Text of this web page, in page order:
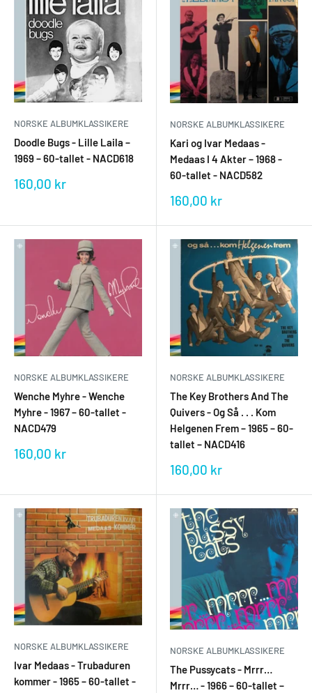
NORSKE ALBUMKLASSIKERE
Doodle Bugs - Lille Laila –
1969 – 60-tallet - NACD618
Salgspris
160,00 kr
NORSKE ALBUMKLASSIKERE
Kari og Ivar Medaas -
Medaas I 4 Akter – 1968 -
60-tallet - NACD582
Salgspris
160,00 kr
NORSKE ALBUMKLASSIKERE
Wenche Myhre - Wenche
Myhre - 1967 – 60-tallet -
NACD479
Salgspris
160,00 kr
NORSKE ALBUMKLASSIKERE
The Key Brothers And The
Quivers ‎- Og Så . . . Kom
Helgenen Frem – 1965 – 60-
tallet – NACD416
Salgspris
160,00 kr
NORSKE ALBUMKLASSIKERE
Ivar Medaas - Trubaduren
kommer - 1965 – 60-tallet -
NORSKE ALBUMKLASSIKERE
The Pussycats - Mrrr…
Mrrr… - 1966 – 60-tallet –